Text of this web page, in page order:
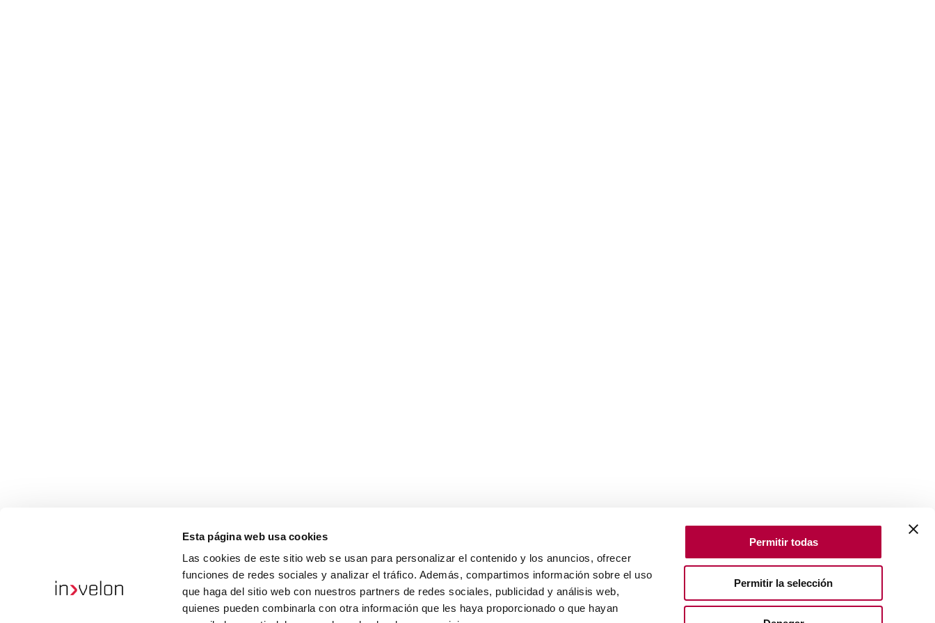
Esta página web usa cookies
Las cookies de este sitio web se usan para personalizar el contenido y los anuncios, ofrecer
funciones de redes sociales y analizar el tráfico. Además, compartimos información sobre el uso
que haga del sitio web con nuestros partners de redes sociales, publicidad y análisis web,
quienes pueden combinarla con otra información que les haya proporcionado o que hayan
Permitir todas
Permitir la selección